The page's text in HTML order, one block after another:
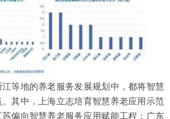
江等地的养老服务发展规划中，都将智慧
其中，上海立志培育智慧养老应用示范
偏向智慧养老服务应用赋能工程；广东